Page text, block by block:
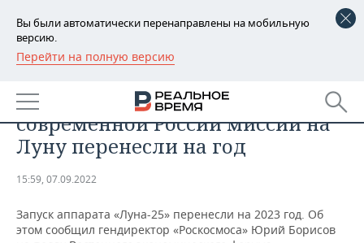
Вы были автоматически перенаправлены на мобильную
версию.
Перейти на полную версию
РЕГИОНЫ
БАШКОРТОСТАН
ТАТАРСТАН
НОВОСТИ
АНАЛИТИКА
ДЕКЛАРАЦИИ О ДОХОДАХ
НОВОСТИ ЭКОНОМИКИ
ПРОМЫШЛЕННОСТЬ
Запуск первой в истории
современной России миссии на
Луну перенесли на год
15:59, 07.09.2022
Запуск аппарата «Луна-25» перенесли на 2023 год. Об
этом сообщил гендиректор «Роскосмоса» Юрий Борисов